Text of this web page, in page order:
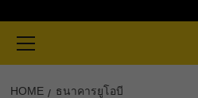
Menu
HOME ธนาคารยูโอบี